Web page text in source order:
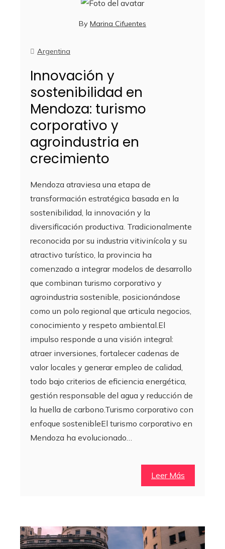
By Marina Cifuentes
Argentina
Innovación y
sostenibilidad en
Mendoza: turismo
corporativo y
agroindustria en
crecimiento
Mendoza atraviesa una etapa de
transformación estratégica basada en la
sostenibilidad, la innovación y la
diversificación productiva. Tradicionalmente
reconocida por su industria vitivinícola y su
atractivo turístico, la provincia ha
comenzado a integrar modelos de desarrollo
que combinan turismo corporativo y
agroindustria sostenible, posicionándose
como un polo regional que articula negocios,
conocimiento y respeto ambiental.El
impulso responde a una visión integral:
atraer inversiones, fortalecer cadenas de
valor locales y generar empleo de calidad,
todo bajo criterios de eficiencia energética,
gestión responsable del agua y reducción de
la huella de carbono.Turismo corporativo con
enfoque sostenibleEl turismo corporativo en
Mendoza ha evolucionado…
Leer Más